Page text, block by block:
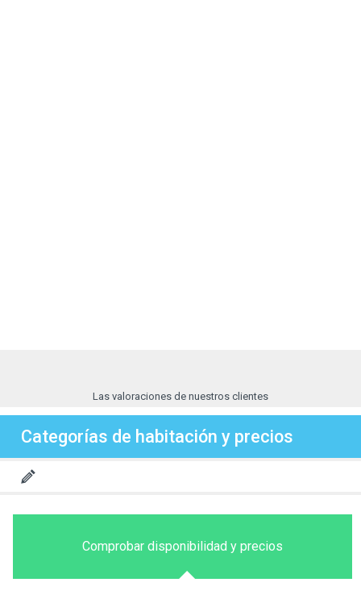
Las valoraciones de nuestros clientes
Categorías de habitación y precios
Comprobar disponibilidad y precios